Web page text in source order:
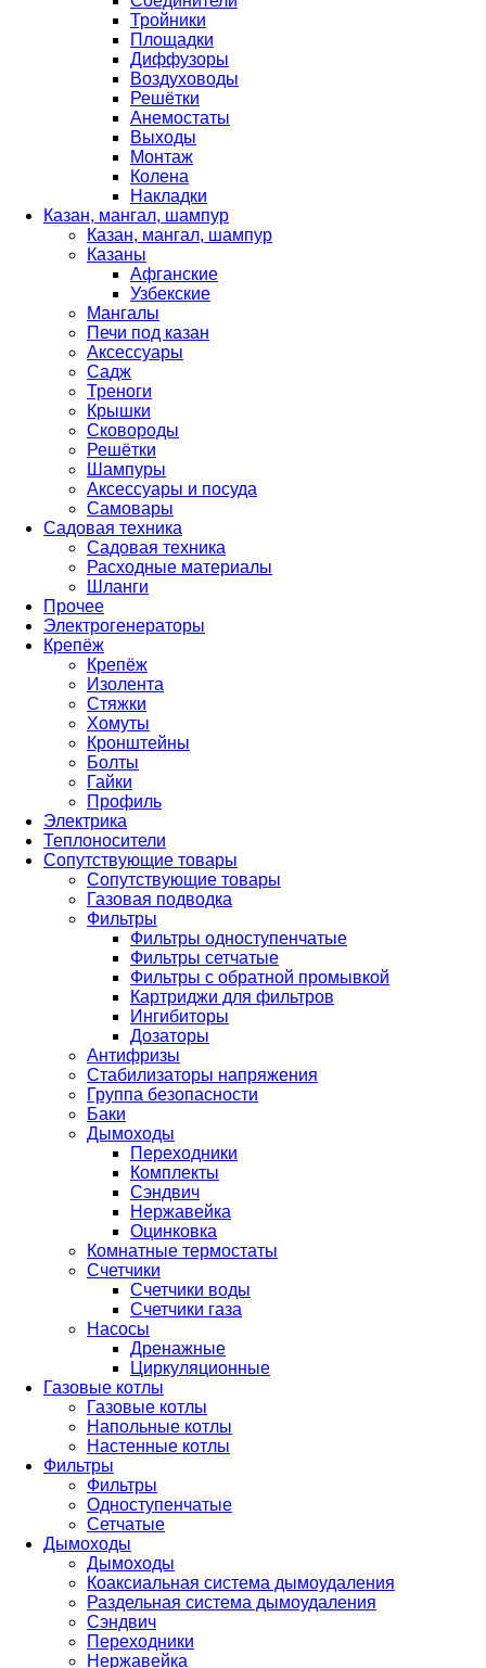
Тройники
Площадки
Диффузоры
Воздуховоды
Решётки
Анемостаты
Выходы
Монтаж
Колена
Накладки
Казан, мангал, шампур
Казан, мангал, шампур
Казаны
Афганские
Узбекские
Мангалы
Печи под казан
Аксессуары
Садж
Треноги
Крышки
Сковороды
Решётки
Шампуры
Аксессуары и посуда
Самовары
Садовая техника
Садовая техника
Расходные материалы
Шланги
Прочее
Электрогенераторы
Крепёж
Крепёж
Изолента
Стяжки
Хомуты
Кронштейны
Болты
Гайки
Профиль
Электрика
Теплоносители
Сопутствующие товары
Сопутствующие товары
Газовая подводка
Фильтры
Фильтры одноступенчатые
Фильтры сетчатые
Фильтры с обратной промывкой
Картриджи для фильтров
Ингибиторы
Дозаторы
Антифризы
Стабилизаторы напряжения
Группа безопасности
Баки
Дымоходы
Переходники
Комплекты
Сэндвич
Нержавейка
Оцинковка
Комнатные термостаты
Счетчики
Счетчики воды
Счетчики газа
Насосы
Дренажные
Циркуляционные
Газовые котлы
Газовые котлы
Напольные котлы
Настенные котлы
Фильтры
Фильтры
Одноступенчатые
Сетчатые
Дымоходы
Дымоходы
Коаксиальная система дымоудаления
Раздельная система дымоудаления
Сэндвич
Переходники
Нержавейка